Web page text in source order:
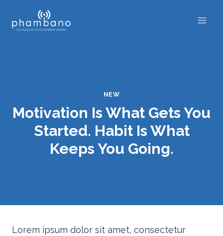
NEW
Motivation Is What Gets You
Started. Habit Is What
Keeps You Going.
Lorem ipsum dolor sit amet, consectetur